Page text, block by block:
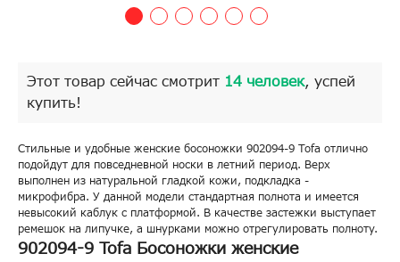
Этот товар сейчас смотрит 14 человек, успей
купить!
Стильные и удобные женские босоножки 902094-9 Tofa отлично
подойдут для повседневной носки в летний период. Верх
выполнен из натуральной гладкой кожи, подкладка -
микрофибра. У данной модели стандартная полнота и имеется
невысокий каблук с платформой. В качестве застежки выступает
ремешок на липучке, а шнурками можно отрегулировать полноту.
902094-9 Tofa Босоножки женские